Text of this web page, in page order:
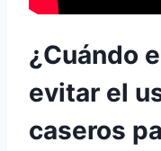
¿Cuándo
evitar el
caseros